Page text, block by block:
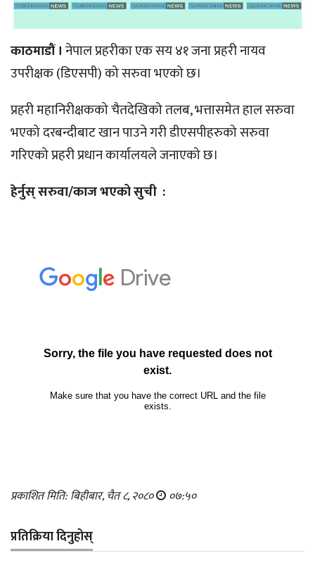
काठमाडौं ।नेपाल प्रहरीका एक सय ४१ जना प्रहरी नायव
उपरीक्षक (डिएसपी) को सरुवा भएको छ।
प्रहरी महानिरीक्षकको चैतदेखिको तलब, भत्तासमेत हाल सरुवा
भएको दरबन्दीबाट खान पाउने गरी डीएसपीहरुको सरुवा
गरिएको प्रहरी प्रधान कार्यालयले जनाएको छ।
हेर्नुस् सरुवा/काज भएको सुची :
प्रकाशित मिति: बिहीबार, चैत ८, २०८० ०७:५०
प्रतिक्रिया दिनुहोस्